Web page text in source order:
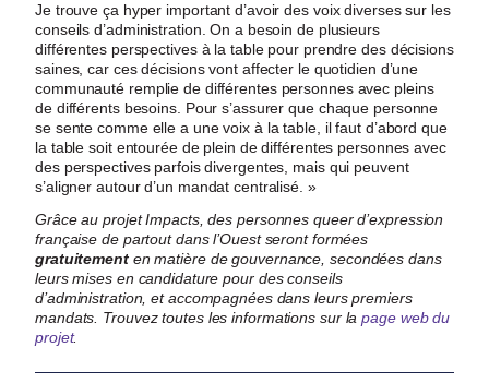
Je trouve ça hyper important d’avoir des voix diverses sur les
conseils d’administration. On a besoin de plusieurs
différentes perspectives à la table pour prendre des décisions
saines, car ces décisions vont affecter le quotidien d’une
communauté remplie de différentes personnes avec pleins
de différents besoins. Pour s’assurer que chaque personne
se sente comme elle a une voix à la table, il faut d’abord que
la table soit entourée de plein de différentes personnes avec
des perspectives parfois divergentes, mais qui peuvent
s’aligner autour d’un mandat centralisé. »
Grâce au projet Impacts, des personnes queer d’expression
française de partout dans l’Ouest seront formées
gratuitementen matière de gouvernance, secondées dans
leurs mises en candidature pour des conseils
d’administration, et accompagnées dans leurs premiers
mandats. Trouvez toutes les informations sur lapage web du
projet.